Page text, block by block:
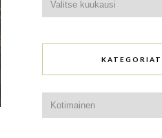
KATEGORIAT